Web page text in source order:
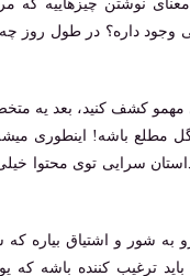
نوشتن چیزهاییه که
وجود داره؟ در طول روز
مهمو کشف کنید، بعد یه
مطلع باشه! اینطوری
سرایی توی محتوا
به شور و اشتیاق بیاره
ترغیب کننده باشه که